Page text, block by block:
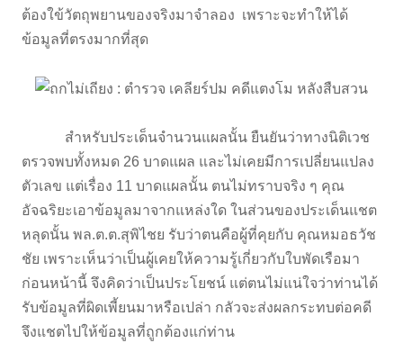
ต้องใข้วัตถุพยานของจริงมาจำลอง เพราะจะทำให้ได้
ข้อมูลที่ตรงมากที่สุด
สำหรับประเด็นจำนวนแผลนั้น ยืนยันว่าทางนิติเวช
ตรวจพบทั้งหมด 26 บาดแผล และไม่เคยมีการเปลี่ยนแปลง
ตัวเลข แต่เรื่อง 11 บาดแผลนั้น ตนไม่ทราบจริง ๆ คุณ
อัจฉริยะเอาข้อมูลมาจากแหล่งใด ในส่วนของประเด็นแชต
หลุดนั้น พล.ต.ต.สุพิไชย รับว่าตนคือผู้ที่คุยกับ คุณหมอธวัช
ชัย เพราะเห็นว่าเป็นผู้เคยให้ความรู้เกี่ยวกับใบพัดเรือมา
ก่อนหน้านี้ จึงคิดว่าเป็นประโยชน์ แต่ตนไม่แน่ใจว่าท่านได้
รับข้อมูลที่ผิดเพี้ยนมาหรือเปล่า กลัวจะส่งผลกระทบต่อคดี
จึงแชตไปให้ข้อมูลที่ถูกต้องแก่ท่าน